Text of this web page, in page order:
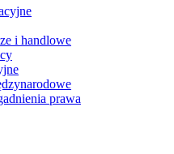
i handlowe
prawa